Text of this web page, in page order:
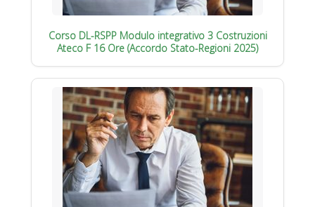
Corso DL-RSPP Modulo integrativo 3 Costruzioni
Ateco F 16 Ore (Accordo Stato-Regioni 2025)